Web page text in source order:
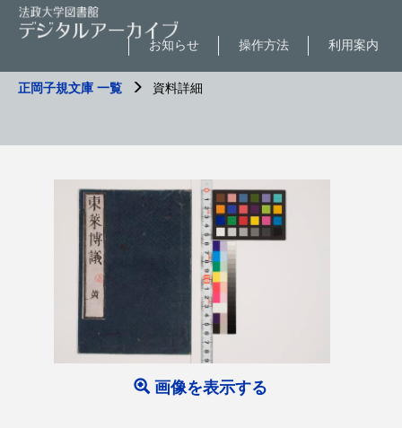
利用案内
操作方法
お知らせ
正岡子規文庫 一覧 資料詳細
画像を表示する